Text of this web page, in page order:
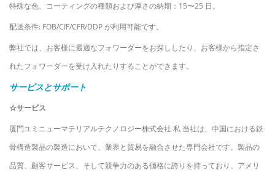
特殊な色、コーティングの種類および厚さの納期：15〜25 日。
配送条件: FOB/CIF/CFR/DDP が利用可能です。
弊社では、お客様に最適なフォワーダーをお探ししたり、お客様から指定さ
れたフォワーダーを受け入れたりすることができます。
サービスとサポート
☆サービス
厦門ユミニューマテリアルテクノロジー株式会社 私 当社は、中国における鉄
骨構造製品の製造において、業界と貿易を融合させた専門会社です。製品の
品質、顧客サービス、そして競争力のある価格に誇りを持っており、アメリ